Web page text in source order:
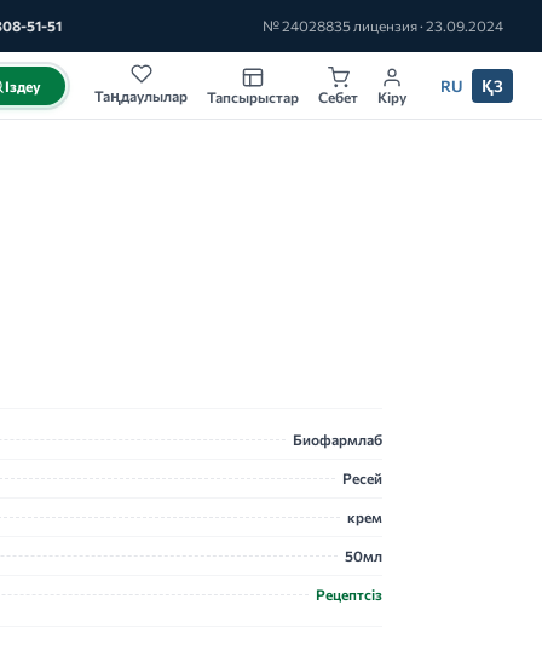
51-51 № 24028835 лицензия · 23.09.2024
Іздеу
Таңдаулылар Тапсырыстар Себет Кіру
RU ҚЗ
Биофармлаб
Ресей
крем
50мл
Рецептсіз